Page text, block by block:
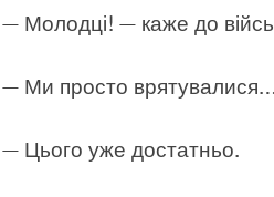
— Молодці! — каже до
— Ми просто врятувалися…
— Цього уже достатньо.